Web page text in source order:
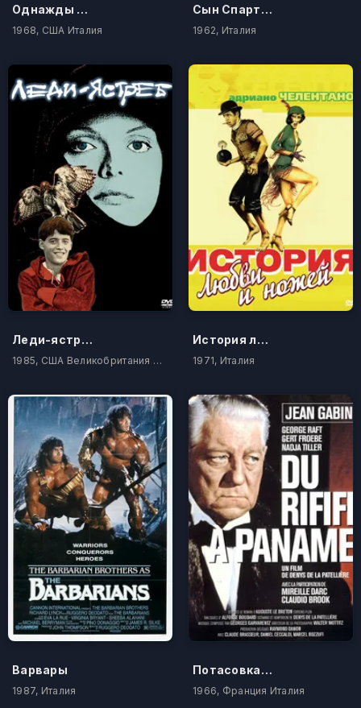
Однажды на Диком Западе
1968, США Италия
Сын Спартака
1962, Италия
Леди-ястреб
1985, США Великобритания Италия
История любви и ножей
1971, Италия
Варвары
1987, Италия
Потасовка в Панаме
1966, Франция Италия